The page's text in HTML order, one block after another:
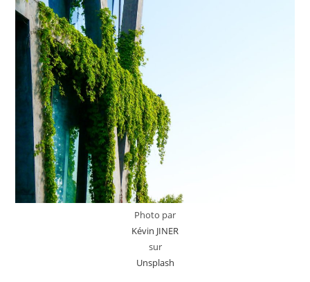
Sur
L’APL,
Visale
Et
Action
Logement
Photo par
Kévin JINER
sur
Unsplash